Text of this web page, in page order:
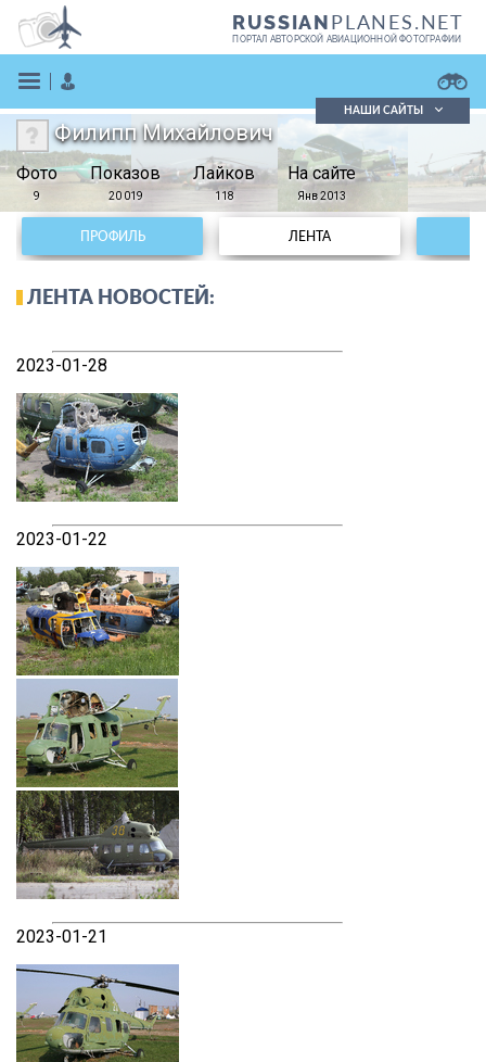
RUSSIANPLANES.NET
ПОРТАЛ АВТОРСКОЙ АВИАЦИОННОЙ ФОТОГРАФИИ
ЗАРЕГИСТРИРОВАТЬСЯ
Поиск фотографий
Поиск в реестре
Кратко
Подробно
НАШИ САЙТЫ
Филипп Михайлович
Фото
9
Показов
20 019
Лайков
118
На сайте
Янв 2013
ПРОФИЛЬ ЛЕНТА
ЛЕНТА НОВОСТЕЙ:
2023-01-28
2023-01-22
2023-01-21